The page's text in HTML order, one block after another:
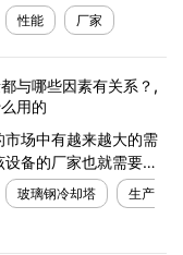
。厂家的经济收入高
市场中占据有利地
性能 厂家
与哪些因素有关系？,
用的
场中有越来越大的需
备的厂家也就需要将
设备的产量提升起
的冷却塔设备，那么
玻璃钢冷却塔
生产